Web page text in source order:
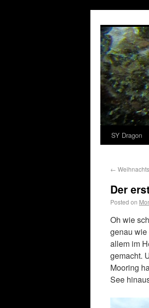
SY Dragon
←
Der
Posted on
Oh wie
genau
allem im
gemacht.
Mooring
See